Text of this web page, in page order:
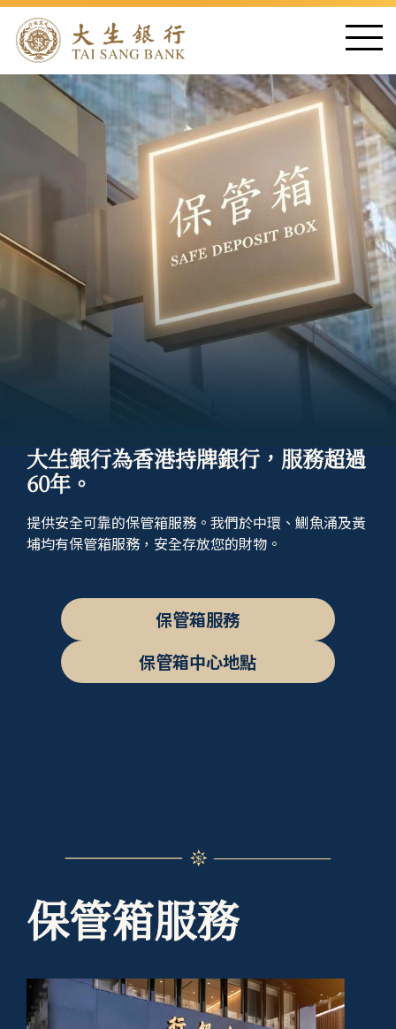
大生銀行為香港持牌銀行，服務超過
60年。
提供安全可靠的保管箱服務。我們於中環、鰂魚涌及黃
埔均有保管箱服務，安全存放您的財物。
保管箱服務
保管箱中心地點
保管箱服務